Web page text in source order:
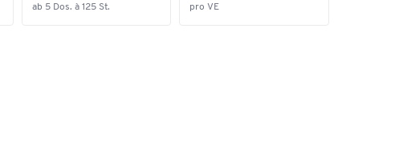
ab 5 Dos. à 125 St. pro VE